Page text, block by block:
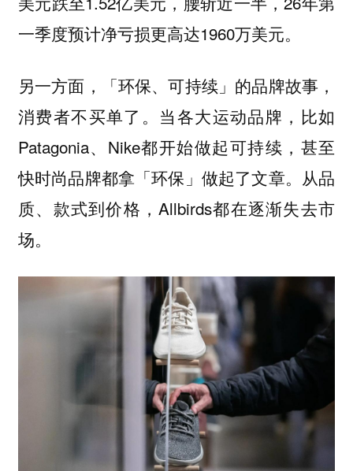
一季度预计净亏损更高达1960万美元。
另一方面，「环保、可持续」的品牌故事，
消费者不买单了。当各大运动品牌，比如
Patagonia、Nike都开始做起可持续，甚至
快时尚品牌都拿「环保」做起了文章。从品
质、款式到价格，Allbirds都在逐渐失去市
场。